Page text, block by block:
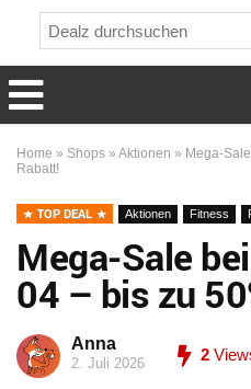
Home » Shops » Aktionen » Mega-
Rabatt!
TOP DEAL Aktionen Fitness
Mega-Sale
04 – bis zu
Anna
2. Juli 2026 2